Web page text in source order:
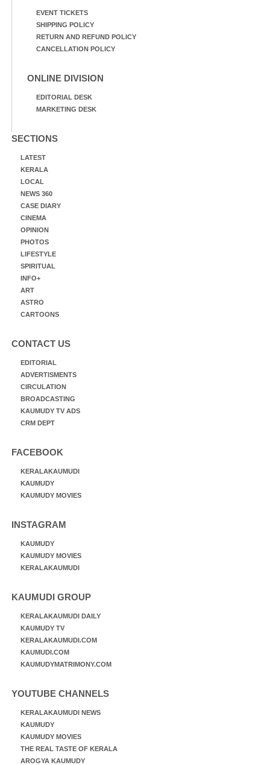
EVENT TICKETS
SHIPPING POLICY
RETURN AND REFUND POLICY
CANCELLATION POLICY
ONLINE DIVISION
EDITORIAL DESK
MARKETING DESK
SECTIONS
LATEST
KERALA
LOCAL
NEWS 360
CASE DIARY
CINEMA
OPINION
PHOTOS
LIFESTYLE
SPIRITUAL
INFO+
ART
ASTRO
CARTOONS
CONTACT US
EDITORIAL
ADVERTISMENTS
CIRCULATION
BROADCASTING
KAUMUDY TV ADS
CRM DEPT
FACEBOOK
KERALAKAUMUDI
KAUMUDY
KAUMUDY MOVIES
INSTAGRAM
KAUMUDY
KAUMUDY MOVIES
KERALAKAUMUDI
KAUMUDI GROUP
KERALAKAUMUDI DAILY
KAUMUDY TV
KERALAKAUMUDI.COM
KAUMUDI.COM
KAUMUDYMATRIMONY.COM
YOUTUBE CHANNELS
KERALAKAUMUDI NEWS
KAUMUDY
KAUMUDY MOVIES
THE REAL TASTE OF KERALA
AROGYA KAUMUDY